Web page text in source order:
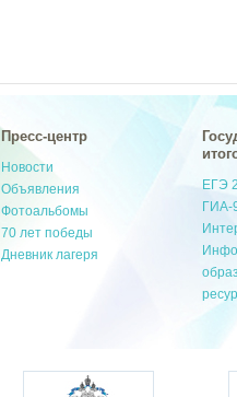
Пресс-центр
Новости
Объявления
Фотоальбомы
70 лет победы
Дневник лагеря
ЕГЭ
ГИА-